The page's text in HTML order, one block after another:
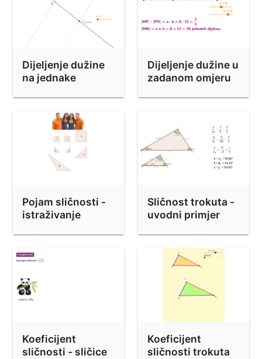
Dijeljenje dužine
na jednake
dijelove
Dijeljenje dužine u
zadanom omjeru
Pojam sličnosti -
istraživanje
Sličnost trokuta -
uvodni primjer
Koeficijent
sličnosti - sličice
Koeficijent
sličnosti trokuta